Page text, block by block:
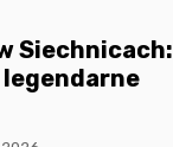
Siechnicach: